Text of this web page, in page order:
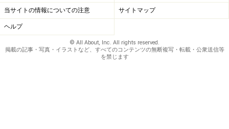
当サイトの情報についての注意 サイトマップ
ヘルプ
© All About, Inc. All rights reserved.
掲載の記事・写真・イラストなど、すべてのコンテンツの無断複写・転載・公衆送信等
を禁じます